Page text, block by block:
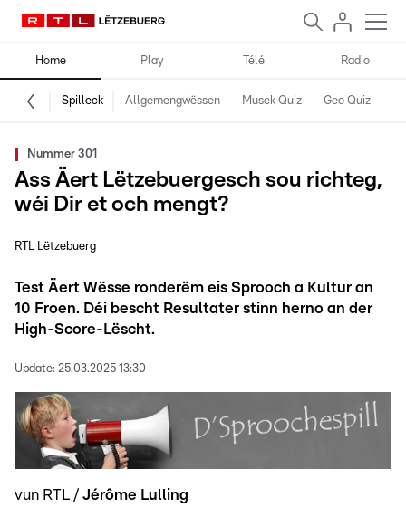
Home Play Télé Radio
Spilleck Allgemengwëssen Musek Quiz Geo Quiz
Nummer 301
Ass Äert Lëtzebuergesch sou richteg,
wéi Dir et och mengt?
RTL Lëtzebuerg
Test Äert Wësse ronderëm eis Sprooch a Kultur an
10 Froen. Déi bescht Resultater stinn herno an der
High-Score-Lëscht.
Update: 25.03.2025 13:30
vun RTL / Jérôme Lulling